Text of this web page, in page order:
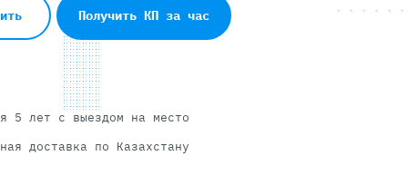
Получить КП за час
5 лет с выездом на место
доставка по Казахстану